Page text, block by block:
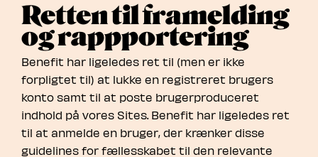
Retten til framelding
og rappportering
Benefit har ligeledes ret til (men er ikke
forpligtet til) at lukke en registreret brugers
konto samt til at poste brugerproduceret
indhold på vores Sites. Benefit har ligeledes ret
til at anmelde en bruger, der krænker disse
guidelines for fællesskabet til den relevante